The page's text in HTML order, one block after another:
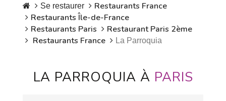
Se restaurer
Restaurants France
Restaurants Île-de-France
Restaurants Paris
Restaurant Paris 2ème
Restaurants France
La Parroquia
LA PARROQUIA À PARIS